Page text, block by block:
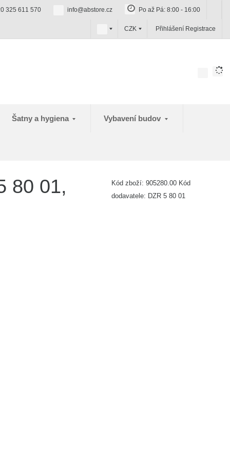
325 611 570 info@abstore.cz Po až Pá: 8:00 - 16:00
c
z
CZK Přihlášení Registrace
Šatny a hygiena Vybavení budov
80 01,
Kód zboží:905280.00 Kód
dodavatele: DZR 5 80 01